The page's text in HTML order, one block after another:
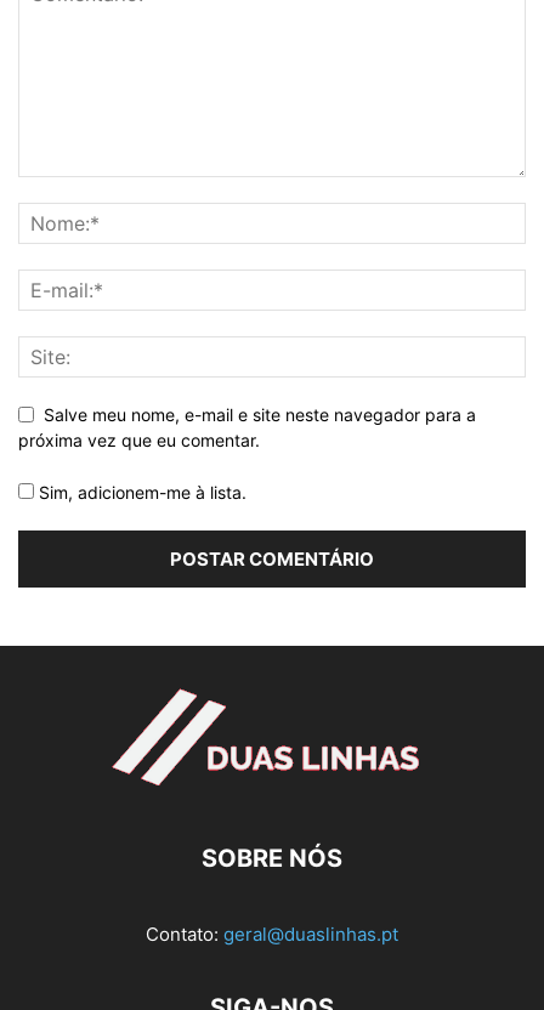
Salve meu nome, e-mail e site neste navegador para a
próxima vez que eu comentar.
Sim, adicionem-me à lista.
SOBRE NÓS
Contato: geral@duaslinhas.pt